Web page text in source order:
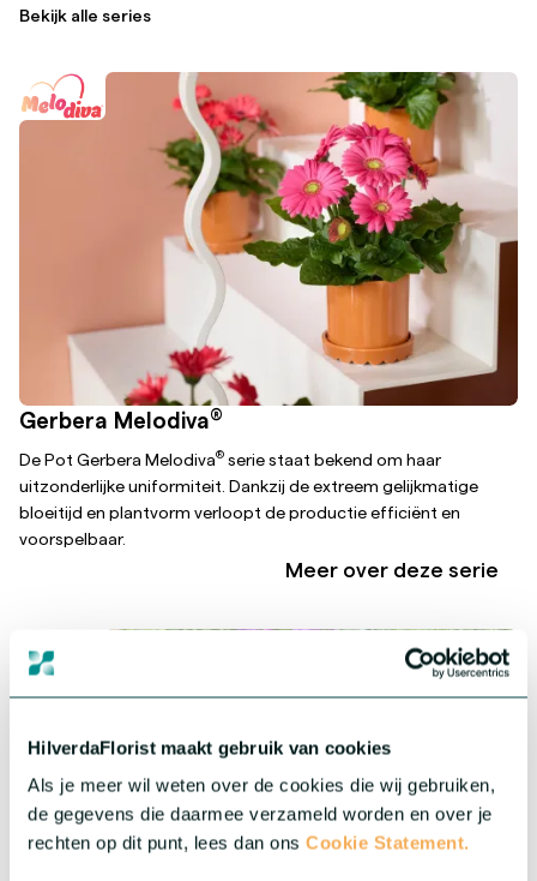
HilverdaFlorist maakt gebruik van cookies
Als je meer wil weten over de cookies die wij gebruiken,
de gegevens die daarmee verzameld worden en over je
rechten op dit punt, lees dan ons Cookie Statement.
Bekijk alle series
Gerbera Melodiva®
De Pot Gerbera Melodiva® serie staat bekend om haar
uitzonderlijke uniformiteit. Dankzij de extreem gelijkmatige
bloeitijd en plantvorm verloopt de productie efficiënt en
voorspelbaar.
Meer over deze serie